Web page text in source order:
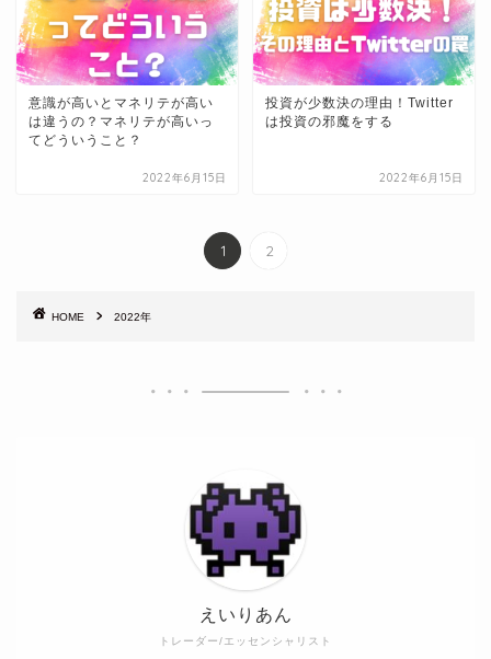
意識が高いとマネリテが高い
は違うの？マネリテが高いっ
てどういうこと？
2022年6月15日
投資が少数決の理由！Twitter
は投資の邪魔をする
2022年6月15日
1 2
HOME 2022年
トレーダー/エッセンシャリスト
えいりあん